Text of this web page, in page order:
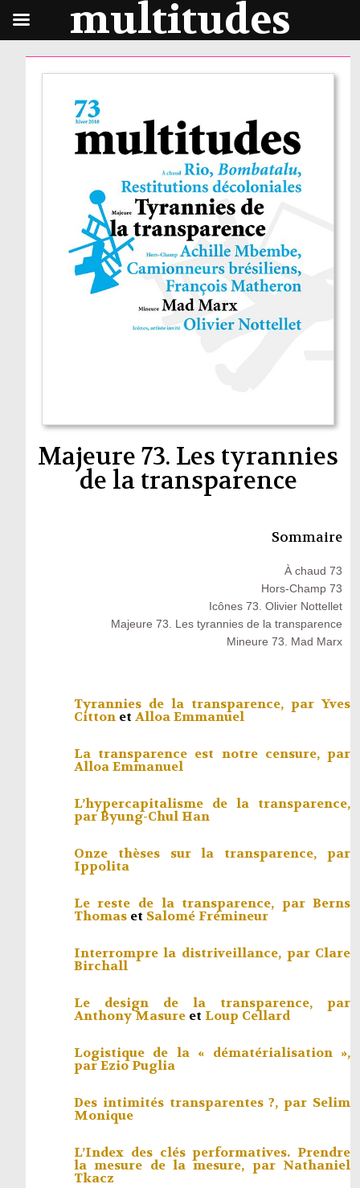
Majeure 73. Les tyrannies
de la transparence
Sommaire
À chaud 73
Hors-Champ 73
Icônes 73. Olivier Nottellet
Majeure 73. Les tyrannies de la transparence
Mineure 73. Mad Marx
Tyrannies de la transparence, parYves
Cittonet Alloa Emmanuel
La transparence est notre censure, par
Alloa Emmanuel
L’hypercapitalisme de la transparence,
parByung-Chul Han
Onze thèses sur la transparence, par
Ippolita
Le reste de la transparence, parBerns
Thomaset Salomé Frémineur
Interrompre la distriveillance, par Clare
Birchall
Le design de la transparence, par
Anthony Masureet Loup Cellard
Logistique de la « dématérialisation »,
parEzio Puglia
Des intimités transparentes ?, par Selim
Monique
L’Index des clés performatives. Prendre
la mesure de la mesure, par Nathaniel
Tkacz
multitudes